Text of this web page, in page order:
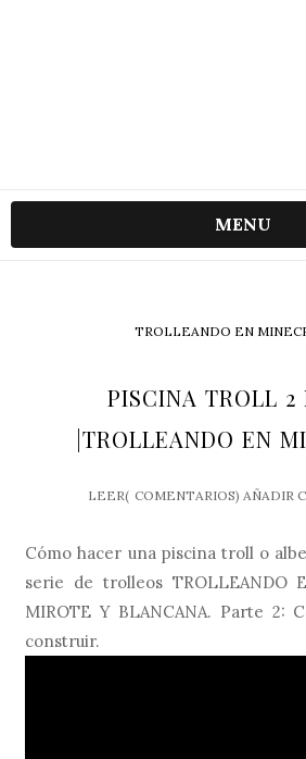
MENU
TROLLEANDO EN
PISCINA TROLL 2
|TROLLEANDO EN
LEER( COMENTARIOS) AÑADIR
Cómo hacer una piscina troll o
serie de trolleos TROLLEANDO
MIROTE Y BLANCANA. Parte 2:
construir.